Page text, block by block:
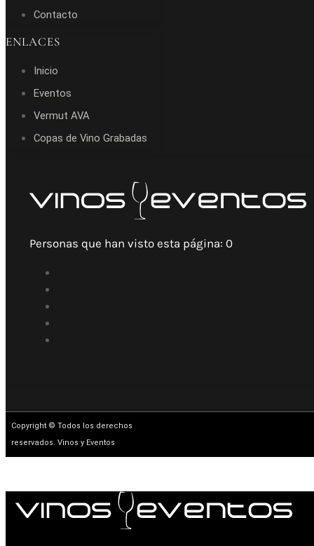
Contacto
ENLACES
Inicio
Eventos
Vermut AVA
Copas de Vino Grabadas
Personas que han visto esta página: 0
Copyright © Todos los derechos
reservados. Vinos y Eventos